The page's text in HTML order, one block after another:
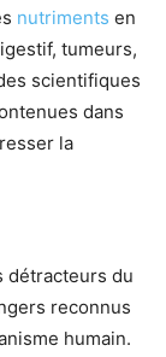
nutriments en
tumeurs,
scientifiques
dans
la
détracteurs du
reconnus
humain.